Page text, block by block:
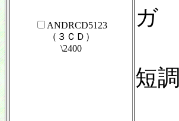
ANDRCD5123
（３ＣＤ）
\2400
ガ
短